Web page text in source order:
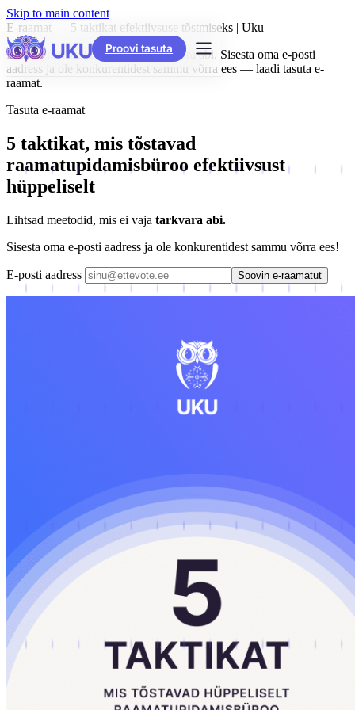
Skip to main content
Proovi tasuta
E-raamat — 5 taktikat efektiivsuse tõstmiseks | Uku
Lihtsad meetodid, mis ei vaja tarkvara abi. Sisesta oma e-posti
aadress ja ole konkurentidest sammu võrra ees — laadi tasuta e-
raamat.
Tasuta e-raamat
5 taktikat, mis tõstavad
raamatupidamisbüroo efektiivsust
hüppeliselt
Lihtsad meetodid, mis ei vaja tarkvara abi.
Sisesta oma e-posti aadress ja ole konkurentidest sammu võrra ees!
E-posti aadress Soovin e-raamatut